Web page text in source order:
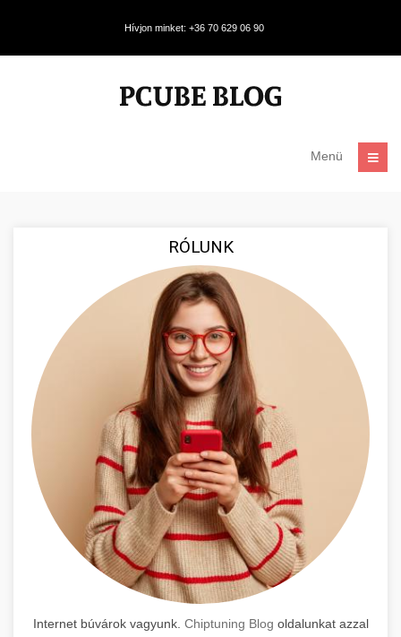
Hívjon minket: +36 70 629 06 90
Menü
RÓLUNK
Internet búvárok vagyunk. Chiptuning Blog oldalunkat azzal